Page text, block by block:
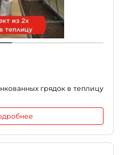
грядок в теплицу